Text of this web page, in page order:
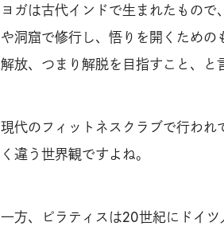
ヨガは古代インドで生まれたもの
や洞窟で修行し、悟りを開くため
解放、つまり解脱を目指すこと、と
現代のフィットネスクラブで行わ
く違う世界観ですよね。
一方、ピラティスは20世紀にドイ